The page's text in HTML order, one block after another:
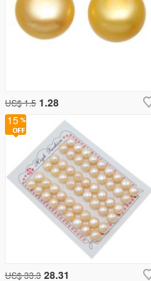
15
US$ 33.3 28.31
US$ 1.5 1.28